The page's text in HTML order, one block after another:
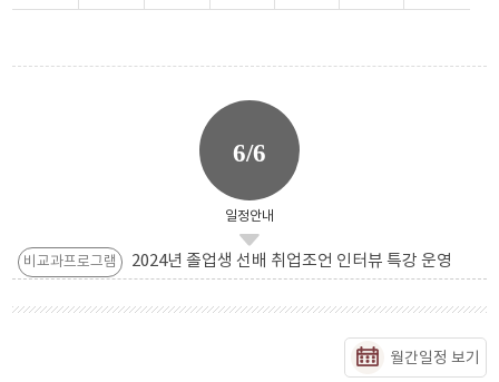
6/6
일정안내
비교과프로그램 2024년 졸업생 선배 취업조언 인터뷰 특강 운영
월간일정 보기